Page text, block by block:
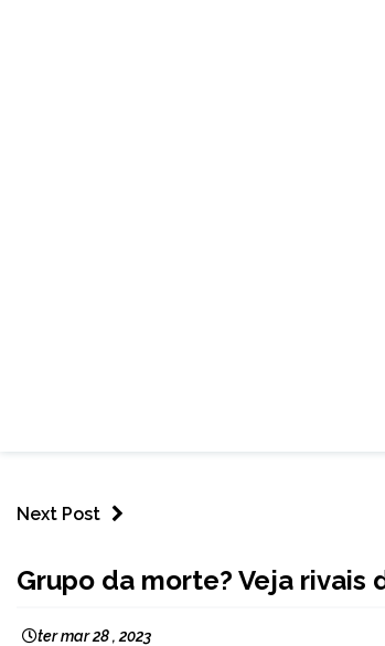
Next Post
Grupo da morte? Veja rivais
ter mar 28 , 2023